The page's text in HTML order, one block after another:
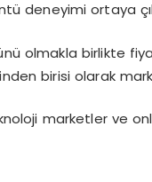
deneyimi ortaya
olmakla birlikte
birisi olarak
marketler ve